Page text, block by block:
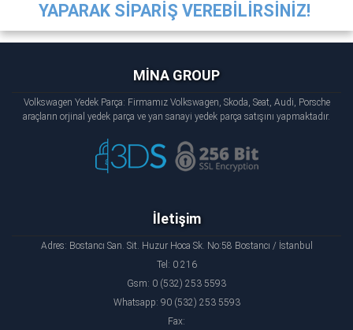
YAPARAK SİPARİŞ VEREBİLİRSİNİZ!
MİNA GROUP
Volkswagen Yedek Parça: Firmamız Volkswagen, Skoda, Seat, Audi, Porsche
araçların orjinal yedek parça ve yan sanayi yedek parça satışını yapmaktadır.
İletişim
Adres: Bostancı San. Sit. Huzur Hoca Sk. No:58 Bostancı / İstanbul
Tel: 0 216
Gsm: 0 (532) 253 5593
Whatsapp: 90 (532) 253 5593
Fax: